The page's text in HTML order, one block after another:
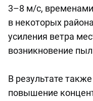
3–8 м/с,
в некоторых
усиления ветра
возникновение
В результате
повышение